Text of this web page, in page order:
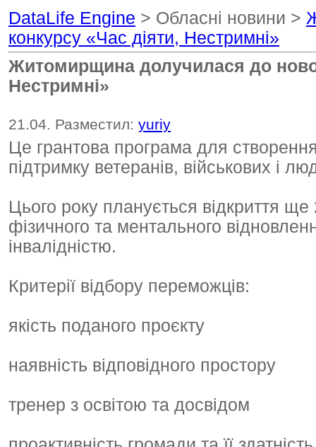
DataLife Engine > Обласні новини >
конкурсу «Час діяти, Нестримні»
Житомирщина долучилася до
Нестримні»
21.04. Разместил: yuriy
Це грантова програма для
підтримку ветеранів, військових і
Цього року планується відкриття ще
фізичного та ментального
інвалідністю.
Критерії відбору переможців:
якість поданого проєкту
наявність відповідного простору
тренер з освітою та досвідом